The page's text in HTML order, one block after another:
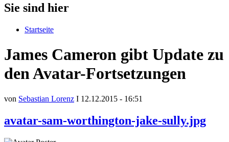
Sie sind hier
Startseite
James Cameron gibt Update zu
den Avatar-Fortsetzungen
von Sebastian Lorenz I 12.12.2015 - 16:51
avatar-sam-worthington-jake-sully.jpg